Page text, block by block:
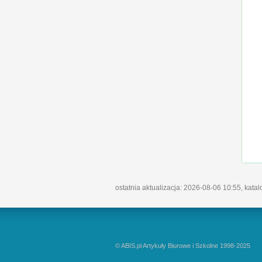
ostatnia aktualizacja: 2026-08-06 10:55,
© ABIS.pl Artykuły Biurowe i Szkolne 1998-2025